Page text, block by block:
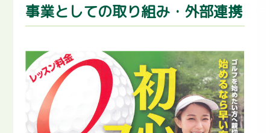
事業としての取り組み・外部連携